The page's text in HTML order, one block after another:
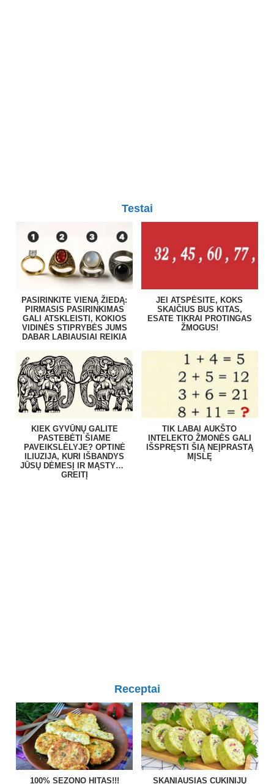
Testai
PASIRINKITE VIENĄ ŽIEDĄ:
PIRMASIS PASIRINKIMAS
GALI ATSKLEISTI, KOKIOS
VIDINĖS STIPRYBĖS JUMS
DABAR LABIAUSIAI REIKIA
JEI ATSPĖSITE, KOKS
SKAIČIUS BUS KITAS,
ESATE TIKRAI PROTINGAS
ŽMOGUS!
KIEK GYVŪNŲ GALITE
PASTEBĖTI ŠIAME
PAVEIKSLĖLYJE? OPTINĖ
ILIUZIJA, KURI IŠBANDYS
JŪSŲ DĖMESĮ IR MĄSTYMO
GREITĮ
TIK LABAI AUKŠTO
INTELEKTO ŽMONĖS GALI
IŠSPRĘSTI ŠIĄ NEĮPRASTĄ
MĮSLĘ
Receptai
100% SEZONO HITAS!!!
SKANIAUSIAS CUKINIJŲ